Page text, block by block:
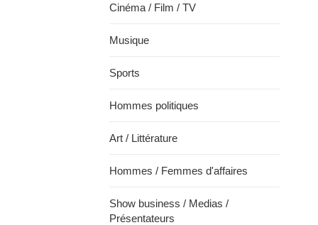
Cinéma / Film / TV
Musique
Sports
Hommes politiques
Art / Littérature
Hommes / Femmes d'affaires
Show business / Medias /
Présentateurs